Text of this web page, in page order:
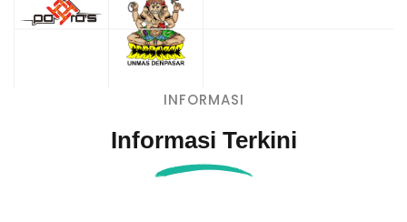
INFORMASI
Informasi Terkini